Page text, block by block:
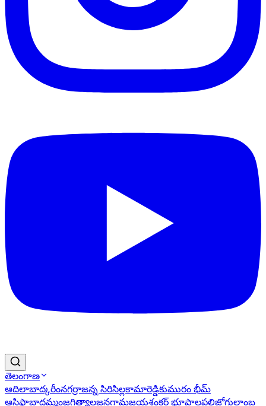
తెలంగాణ
ఆదిలాబాద్కరీంనగర్రాజన్న సిరిసిల్లకామారెడ్డికుమురం భీమ్
ఆసిఫాబాద్ఖమ్మంజగిత్యాలజనగామజయశంకర్ భూపాలపల్లిజోగులాంబ